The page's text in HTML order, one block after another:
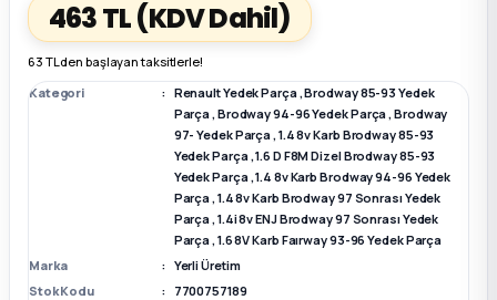
Parça
Parça
Parça
463 TL(KDV Dahil)
63 TL den başlayan taksitlerle!
Kategori
Renault Yedek Parça,Brodway 85-93 Yedek
Parça,Brodway 94-96 Yedek Parça,Brodway
97- Yedek Parça,1.4 8v Karb Brodway 85-93
Yedek Parça,1.6 D F8M Dizel Brodway 85-93
Yedek Parça,1.4 8v Karb Brodway 94-96 Yedek
Parça,1.4 8v Karb Brodway 97 Sonrası Yedek
Parça,1.4i 8v ENJ Brodway 97 Sonrası Yedek
Parça,1.6 8V Karb Faırway 93-96 Yedek Parça
Marka
Yerli Üretim
Stok Kodu
7700757189